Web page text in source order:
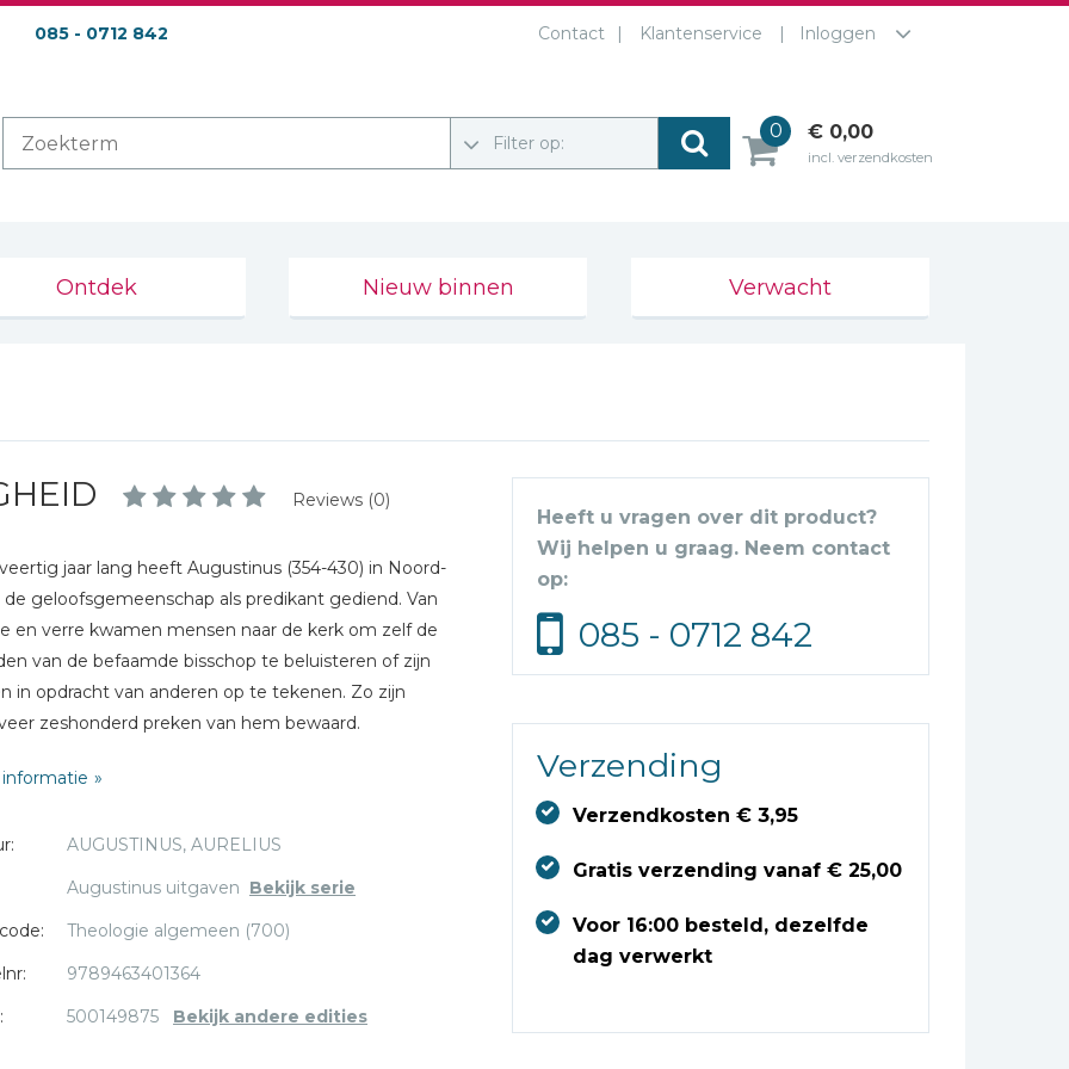
085 - 0712 842 Contact Klantenservice Inloggen
Filter op:
0 € 0,00
incl. verzendkosten
Ontdek Nieuw binnen Verwacht
Reviews (0)
jaar lang heeft Augustinus (354-430) in Noord-
de geloofsgemeenschap als predikant gediend. Van
en verre kwamen mensen naar de kerk om zelf de
van de befaamde bisschop te beluisteren of zijn
in opdracht van anderen op te tekenen. Zo zijn
zeshonderd preken van hem bewaard.
bundel werden zesendertig preken vertaald van de
de eerste reeks preken van deze groep. Van
de meeste (29) verschijnt in dit boek de eerste
waarvan de Latijnse teksten pas recent zijn
drie ervan rond 1990, een in 1995, drie in 2007
AUGUSTINUS, AURELIUS
Augustinus uitgaven Bekijk serie
Theologie algemeen (700)
9789463401364
500149875 Bekijk andere edities
Heeft u vragen over dit product?
Wij helpen u graag. Neem contact
op:
085 - 0712 842
Verzending
Verzendkosten € 3,95
Gratis verzending vanaf € 25,00
Voor 16:00 besteld, dezelfde
dag verwerkt